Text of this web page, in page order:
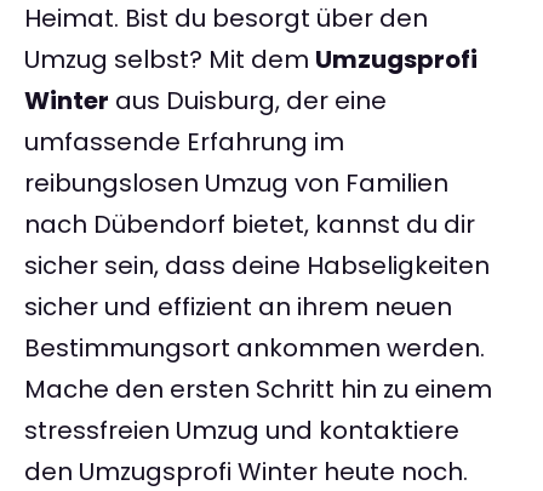
Heimat. Bist du besorgt über den
Umzug selbst? Mit dem Umzugsprofi
Winter aus Duisburg, der eine
umfassende Erfahrung im
reibungslosen Umzug von Familien
nach Dübendorf bietet, kannst du dir
sicher sein, dass deine Habseligkeiten
sicher und effizient an ihrem neuen
Bestimmungsort ankommen werden.
Mache den ersten Schritt hin zu einem
stressfreien Umzug und kontaktiere
den Umzugsprofi Winter heute noch.